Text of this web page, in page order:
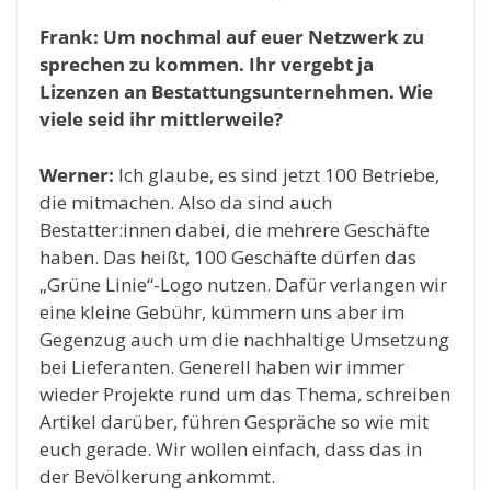
Frank: Um nochmal auf euer Netzwerk zu
sprechen zu kommen. Ihr vergebt ja
Lizenzen an Bestattungsunternehmen. Wie
viele seid ihr mittlerweile?
Werner: Ich glaube, es sind jetzt 100 Betriebe,
die mitmachen. Also da sind auch
Bestatter:innen dabei, die mehrere Geschäfte
haben. Das heißt, 100 Geschäfte dürfen das
„Grüne Linie“-Logo nutzen. Dafür verlangen wir
eine kleine Gebühr, kümmern uns aber im
Gegenzug auch um die nachhaltige Umsetzung
bei Lieferanten. Generell haben wir immer
wieder Projekte rund um das Thema, schreiben
Artikel darüber, führen Gespräche so wie mit
euch gerade. Wir wollen einfach, dass das in
der Bevölkerung ankommt.